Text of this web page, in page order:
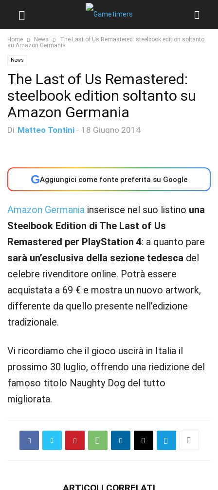
Home News
The Last of Us Remastered: steelbook edition soltanto
su Amazon Germania
News
The Last of Us Remastered:
steelbook edition soltanto su
Amazon Germania
Di Matteo Tontini - 18 Giugno 2014
GAggiungici come fonte preferita su Google
Amazon Germania inserisce nel suo listino una
Steelbook Edition di The Last of Us
Remastered per PlayStation 4: a quanto pare
sarà un’esclusiva della sezione tedesca del
celebre rivenditore online. Potrà essere
acquistata a 69 € e mostra un nuovo artwork,
differente da quello presente nell’edizione
tradizionale.
Vi ricordiamo che il gioco uscirà in Italia il
prossimo 30 luglio, offrendo una riedizione del
famoso titolo Naughty Dog del tutto
migliorata.